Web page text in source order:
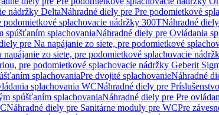
nádržky DeltaNáhradné diely pre Pre podomietkové
podomietkové splachovacie nádržky 300TNáhradné
spúšťaním splachovaniaNáhradné diely pre Ovládania
pre Na napájanie zo siete, pre podomietkové
zo siete, pre podomietkové splachovacie
pre podomietkové splachovacie nádržky Geberit
splachovaniaPre dvojité splachovanieNáhradné
splachovania WCNáhradné diely pre
spúšťaním splachovaniaNáhradné diely pre Pre
Náhradné diely pre Sanitárne moduly pre WCPre